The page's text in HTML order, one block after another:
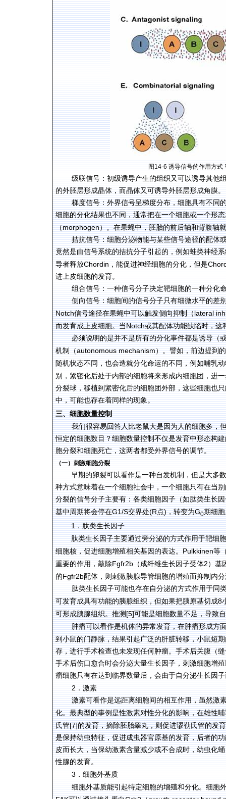
图14-6诱导信号的作用方式
级联信号：初级诱导产生的组织又可以诱导其他
的外胚层形成晶体，而晶体又可诱导外胚层形成角膜。
梯度信号：外界信号呈梯度分布，细胞具有不同
细胞的分化结果也不同，通常把在一个细胞或一个形
（morphogen）。在果蝇中，胚胎的前后轴和背腹轴
拮抗信号：细胞分泌物能与某些信号途径的配体
竟然是由信号系统的拮抗分子引起的，例如蛙类神经
导者释放Chordin，能促进神经细胞的分化，但是
进上皮细胞的发育。
组合信号：一种信号分子决定靶细胞的一种分化
侧向信号：细胞间的信号分子只有细微水平的差
Notch信号途径在果蝇中可以触发侧向抑制（lateral
而发育成上皮细胞。当Notch或其配体功能缺陷时，这
必须说明的是并不是所有的分化事件都是诱导（
机制（autonomous mechanism）。譬如，前边提到
随机状态不同，也会造就分化命运的不同，例如哺乳
别，紧密化后处于内部的细胞将来形成内细胞团，进
分裂球，移植到紧密化后的细胞团外部，这些细胞也
中，可能也存在着同样的现象。
三、细胞数量控制
我们很容易回答人比老鼠大是因为人的细胞多，
恒定的细胞数目？细胞数量控制不仅是发育中形态构
胞分裂和细胞死亡，这两者都受外界信号的调节。
（一）刺激细胞分裂
早期的卵裂可以看作是一种自发机制，但是大多
种方式意味着在一个细胞社会中，一个细胞只有在当
分裂的信号分子主要有：各类细胞因子（如肽类生长
基中周期将会停在G1/S交界处(R点)，转变为G0期细胞
1．肽类生长因子
肽类生长因子主要通过旁分泌的方式作用于靶细
细胞核，促进细胞增殖相关基因的表达。Pulkkinen等
重要的作用，敲除Fgfr2b（成纤维生长因子受体2）基
的Fgfr2b配体，则刺激胰腺导管细胞的增殖而抑制内
肽类生长因子可能也存在自分泌的方式作用于同
可发育成具有功能的胰腺组织，但如果把胰原基切成8
可形成胰腺组织。推测[5]可能是细胞数量不足，导致
肿瘤可以看作是机体的异常发育，在肿瘤形成方
到小鼠的门静脉，结果引起广泛的肝脏转移，小鼠短
存，进行手术检查也未发现任何肿瘤。手术后关腹（
手术后伤口愈合时会分泌大量生长因子，刺激细胞增
瘤细胞只有在达到临界数量后，会由于自分泌生长因
2．激素
激素可看作是远距离细胞间的相互作用，虽然激
化。最典型的事例是性激素对性分化的影响，在雄性
氏管[7]的发育，摘除胚胎睾丸，则促进谬勒氏管的发
是保持幼虫特征，促进成虫器官原基的发育，后者的
皮而长大，当保幼激素含量减少或不合成时，幼虫化
性腺的发育。
3．细胞外基质
细胞外基质能引起特定细胞的增殖和分化。细胞